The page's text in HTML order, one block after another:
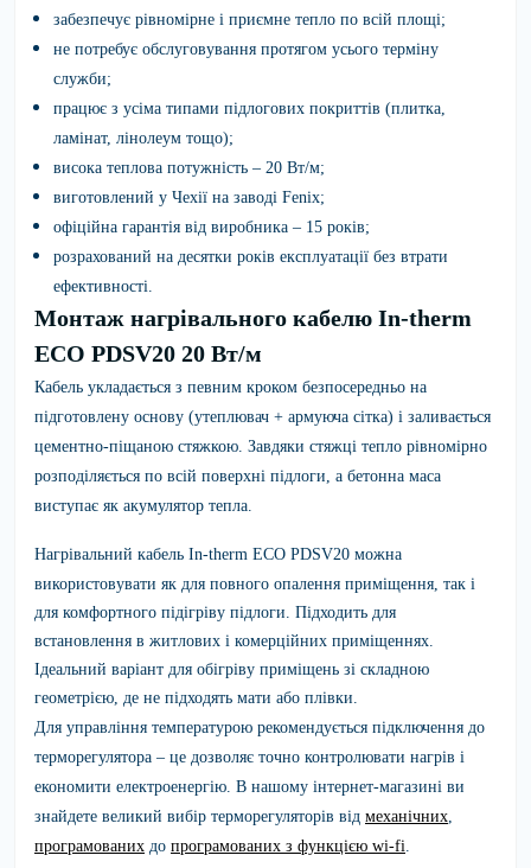
забезпечує рівномірне і приємне тепло по всій площі;
не потребує обслуговування протягом усього терміну
служби;
працює з усіма типами підлогових покриттів (плитка,
ламінат, лінолеум тощо);
висока теплова потужність – 20 Вт/м;
виготовлений у Чехії на заводі Fenix;
офіційна гарантія від виробника – 15 років;
розрахований на десятки років експлуатації без втрати
ефективності.
Монтаж нагрівального кабелю In-therm
ECO PDSV20 20 Вт/м
Кабель укладається з певним кроком безпосередньо на
підготовлену основу (утеплювач + армуюча сітка) і заливається
цементно-піщаною стяжкою. Завдяки стяжці тепло рівномірно
розподіляється по всій поверхні підлоги, а бетонна маса
виступає як акумулятор тепла.
Нагрівальний кабель In-therm ECO PDSV20 можна
використовувати як для повного опалення приміщення, так і
для комфортного підігріву підлоги. Підходить для
встановлення в житлових і комерційних приміщеннях.
Ідеальний варіант для обігріву приміщень зі складною
геометрією, де не підходять мати або плівки.
Для управління температурою рекомендується підключення до
терморегулятора – це дозволяє точно контролювати нагрів і
економити електроенергію. В нашому інтернет-магазині ви
знайдете великий вибір терморегуляторів від механічних
програмованих до програмованих з функцією wi-fi